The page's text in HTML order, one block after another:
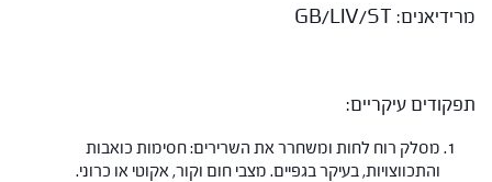
מרידיאנים: GB/LIV/ST
תפקודים עיקריים:
מסלק רוח לחות ומשחרר את השרירים: חסימות כואבות
והתכווצויות, בעיקר בגפיים. מצבי חום וקור, אקוטי או כרוני.